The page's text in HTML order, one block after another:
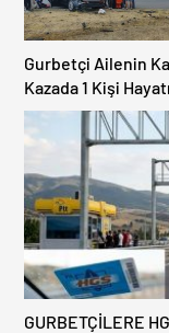
Gurbetçi Ailenin
Kazada 1 Kişi
Kaybederken, 7
Yaralandı.
GURBETÇİLERE